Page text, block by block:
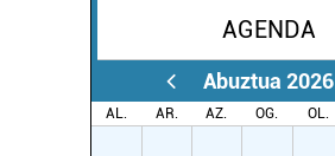
AGENDA
Abuztua 2026
AL. AR. AZ. OG. OL.